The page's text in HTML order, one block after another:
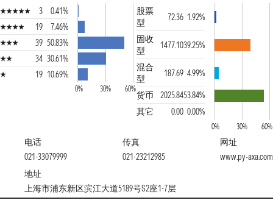
3
0.41%
19
7.46%
39 50.83%
34 30.61%
19 10.69%
0% 30% 60%
股票
型
72.36 1.92%
固收
型
1477.1039.25%
混合
型
187.69 4.99%
货币
2025.8453.84%
其它
0.00 0.00%
0% 30% 60%
电话
021-33079999
传真
021-23212985
网址
www.py-axa.com
地址
上海市浦东新区滨江大道5189号S2座1-7层